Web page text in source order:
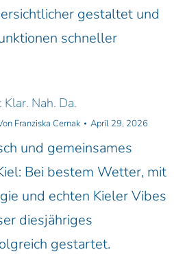
gestaltet und
schneller
Nah. Da.
Franziska Cernak April 29, 2026
und gemeinsames
Bei bestem Wetter, mit
und echten Kieler Vibes
diesjähriges
gestartet.